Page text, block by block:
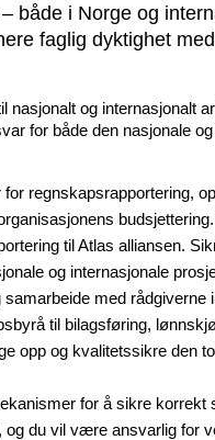
både i Norge og
faglig dyktighet
nasjonalt og internasjonalt
for både den nasjonale
for regnskapsrapportering,
til Atlas alliansen.
og internasjonale
samarbeide med rådgiverne
til bilagsføring,
opp og kvalitetssikre den
for å sikre korrekt
og du vil være ansvarlig for